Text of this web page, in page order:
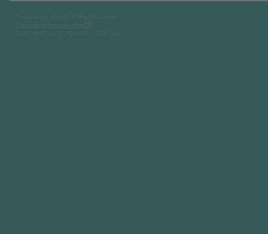
Time : 0.071s | 17 Queries | GZIP : On